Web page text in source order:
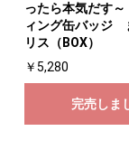
ったら本気だす
ィング缶バッジ
リス（BOX）
￥5,280
完売しま